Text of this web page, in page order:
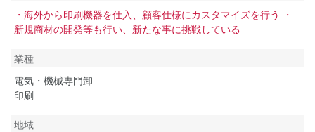
・海外から印刷機器を仕入、顧客仕様にカスタマイズを行う ・
新規商材の開発等も行い、新たな事に挑戦している
業種
電気・機械専門卸
印刷
地域